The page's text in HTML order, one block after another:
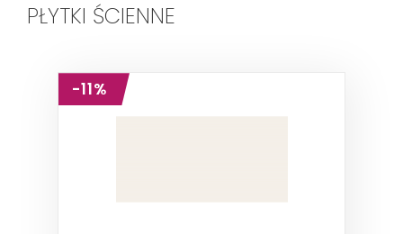
PŁYTKI ŚCIENNE
-11%